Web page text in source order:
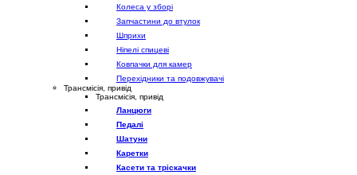
Колеса у зборі
Запчастини до втулок
Шприхи
Ніпелі спицеві
Ковпачки для камер
Перехідники та подовжувачі
Трансмісія, привід
Трансмісія, привід
Ланцюги
Педалі
Шатуни
Каретки
Касети та тріскачки